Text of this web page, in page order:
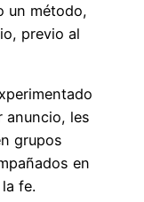
un método,
previo al
anuncio, les
grupos
en
fe.